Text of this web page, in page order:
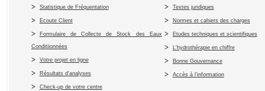
Statistique de Fréquentation
Ecoute Client
Formulaire de Collecte de Stock des Eaux
Conditiionnées
Votre projet en ligne
Résultats d'analyses
Check-up de votre centre
Textes juridiques
Normes et cahiers des charges
Etudes techniques et scientifiques
L'hydrothérapie en chiffre
Bonne Gouvernance
Accès à l’information